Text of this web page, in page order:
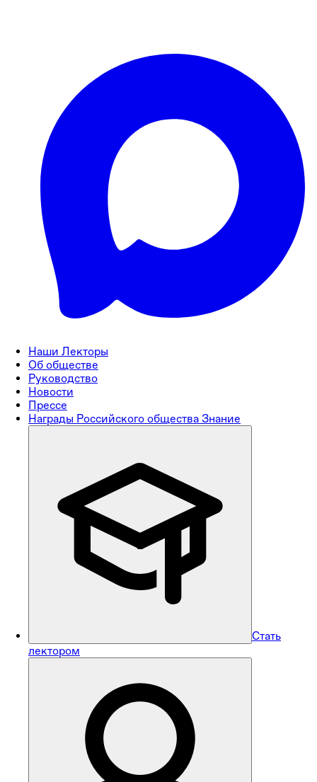
Наши Лекторы
Об обществе
Руководство
Новости
Прессе
Награды Российского общества Знание
Стать
лектором